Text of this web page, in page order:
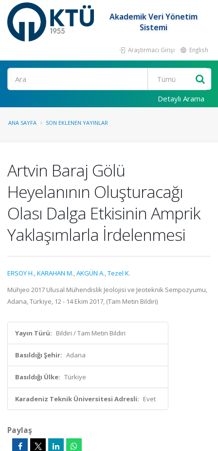
Akademik Veri Yönetim
Sistemi
Araştırmacı Girişi English
Ara
Detaylı Arama
ANA SAYFA SON EKLENEN YAYINLAR
Artvin Baraj Gölü
Heyelanının Oluşturacağı
Olası Dalga Etkisinin Amprik
Yaklaşımlarla İrdelenmesi
ERSOY H.,KARAHAN M.,AKGÜN A.,Tezel K.
Mühjeo 2017 Ulusal Mühendislik Jeolojisi ve Jeoteknik Sempozyumu,
Adana, Türkiye, 12 - 14 Ekim 2017, (Tam Metin Bildiri)
Yayın Türü: Bildiri / Tam Metin Bildiri
Basıldığı Şehir: Adana
Basıldığı Ülke: Türkiye
Karadeniz Teknik Üniversitesi Adresli: Evet
Paylaş